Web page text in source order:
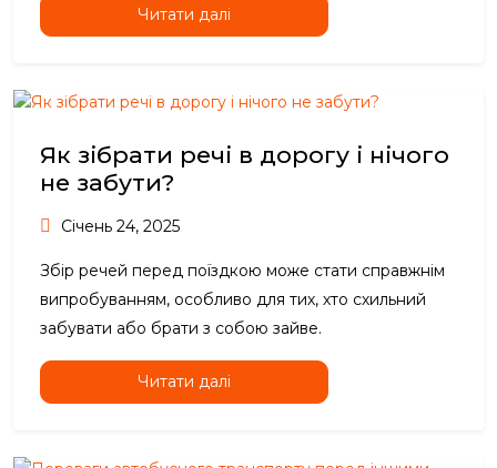
Читати далі
Як зібрати речі в дорогу і нічого
не забути?
Січень 24, 2025
Збір речей перед поїздкою може стати справжнім
випробуванням, особливо для тих, хто схильний
забувати або брати з собою зайве.
Читати далі